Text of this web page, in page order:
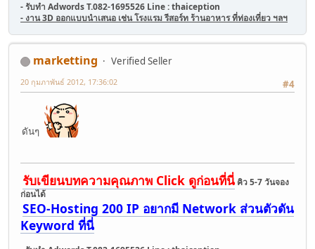
- รับทำ Adwords T.082-1695526 Line : thaiception
- งาน 3D ออกแบบนำเสนอ เช่น โรงแรม รีสอร์ท ร้านอาหาร ที่ท่องเที่ยว ฯลฯ
marketting
Verified Seller
#4
20 กุมภาพันธ์ 2012, 17:36:02
ดันๆ
รับเขียนบทความคุณภาพ Click ดูก่อนที่นี่คิว 5-7 วันจอง
ก่อนได้
SEO-Hosting 200 IP อยากมี Network ส่วนตัวดัน
Keyword ที่นี่